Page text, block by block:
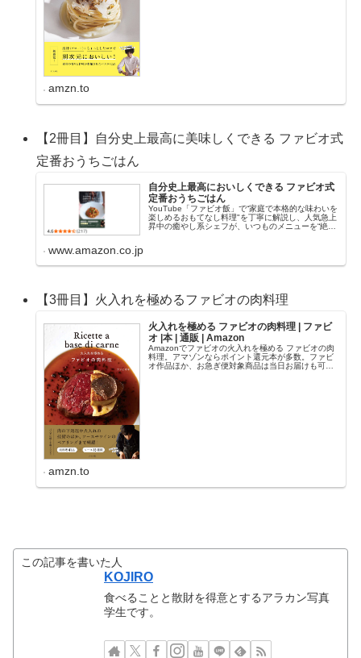
amzn.to
【2冊目】自分史上最高に美味しくできる ファビオ式
定番おうちごはん
自分史上最高においしくできる ファビオ式
定番おうちごはん
YouTube「ファビオ飯」で“家庭で本格的な味わいを
楽しめるおもてなし料理"を丁寧に解説し、人気急上
昇中の癒やし系シェフが、いつものメニューを“絶
www.amazon.co.jp
【3冊目】火入れを極めるファビオの肉料理
火入れを極める ファビオの肉料理 | ファビ
オ |本 | 通販 | Amazon
Amazonでファビオの火入れを極める ファビオの肉
料理。アマゾンならポイント還元本が多数。ファビ
オ作品ほか、お急ぎ便対象商品は当日お届けも可
amzn.to
この記事を書いた人
KOJIRO
食べることと散財を得意とするアラカン写真
学生です。